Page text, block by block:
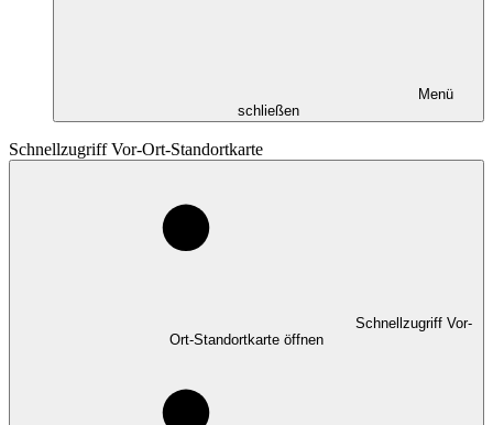
Menü
schließen
Schnellzugriff Vor-Ort-Standortkarte
Schnellzugriff Vor-
Ort-Standortkarte öffnen